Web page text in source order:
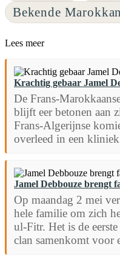
Bekende
Lees meer
Krachtig gebaar Jamel
De Frans-
blijft eer betonen aan
Frans-Algerijnse
overleed in een
Jamel Debbouze brengt
Op maandag 2 mei
hele familie om zich
ul-Fitr. Het is de
clan samenkomt voor